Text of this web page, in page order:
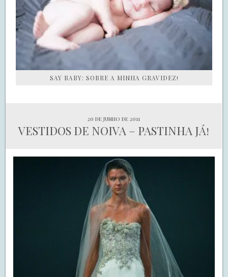
SAY BABY: SOBRE A MINHA GRAVIDEZ!
20 de junho de 2011
VESTIDOS DE NOIVA – PASTINHA JÁ!